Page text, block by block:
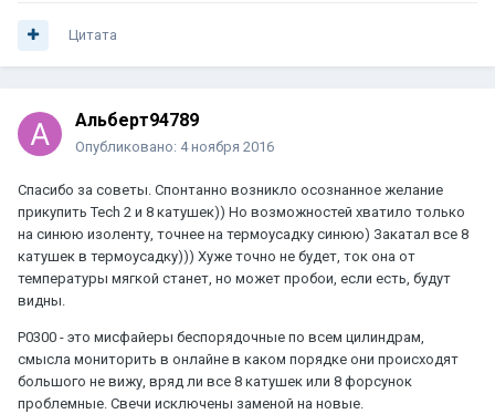
Цитата
Альберт94789
Опубликовано: 4 ноября 2016
Спасибо за советы. Спонтанно возникло осознанное желание
прикупить Tech 2 и 8 катушек)) Но возможностей хватило только
на синюю изоленту, точнее на термоусадку синюю) Закатал все 8
катушек в термоусадку))) Хуже точно не будет, ток она от
температуры мягкой станет, но может пробои, если есть, будут
видны.
P0300 - это мисфайеры беспорядочные по всем цилиндрам,
смысла мониторить в онлайне в каком порядке они происходят
большого не вижу, вряд ли все 8 катушек или 8 форсунок
проблемные. Свечи исключены заменой на новые.